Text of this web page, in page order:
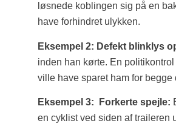
løsnede koblingen sig på en
have forhindret ulykken.
Eksempel 2: Defekt blinklys
inden han kørte. En
ville have sparet ham for begge
Eksempel 3: Forkerte spejle:
en cyklist ved siden af traileren